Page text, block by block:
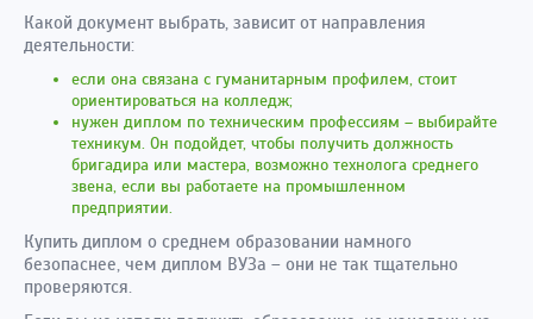
Какой документ выбрать, зависит от направления
деятельности:
если она связана с гуманитарным профилем, стоит
ориентироваться на колледж;
нужен диплом по техническим профессиям – выбирайте
техникум. Он подойдет, чтобы получить должность
бригадира или мастера, возможно технолога среднего
звена, если вы работаете на промышленном
предприятии.
Купить диплом о среднем образовании намного
безопаснее, чем диплом ВУЗа – они не так тщательно
проверяются.